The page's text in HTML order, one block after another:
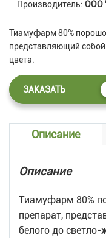
Производитель: ООО
Тиамуфарм 80%
представляющий
цвета.
ЗАКАЗАТЬ
Описание
Описание
Тиамуфарм 80%
препарат,
белого до светло-